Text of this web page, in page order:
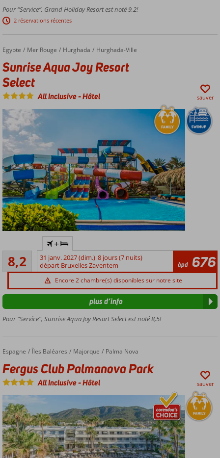
confortables
Pour “Service”, Grand Holiday Resort est noté 9,2!
2 réservations récentes
Accueil
Egypte Mer Rouge Hurghada Hurghada-Ville
Sunrise Aqua Joy Resort Select
Sunrise Aqua Joy Resort
Select
All Inclusive-Hôtel sauver
Au centre
d'Hurghada
Directement
sur la plage
piscines
aquatique
avec 6
vous au
Spa
8,2Très bon
206
commentaires
+
31 janv. 2027 (dim.) 8 jours (7 nuits)
départ Bruxelles Zaventem
àpd 676
Encore 2 chambre(s) disponibles sur notre site
Pour “Service”, Sunrise Aqua Joy Resort Select est noté 8,5!
plus d’info
Accueil
Espagne Îles Baléares Majorque Palma Nova
Fergus Club Palmanova Park
Fergus Club Palmanova Park
All Inclusive-Hôtel sauver